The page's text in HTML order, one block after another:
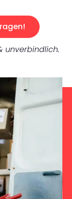
unverbindlich.